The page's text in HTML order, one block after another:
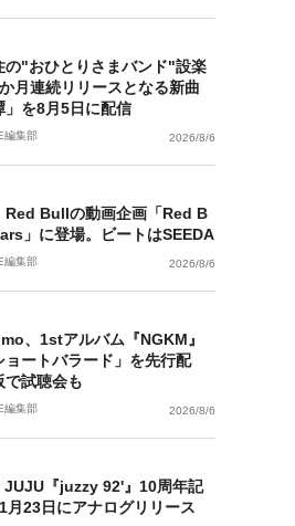
の"おひとりさまバンド"設楽
月連続リリースとなる新曲
」を8月5日に配信
編集部 2026/8/6
Red Bullの動画企画「Red B
」に登場。ビートはSEEDA
編集部 2026/8/6
、1stアルバム『NGKM』
ョートバラード」を先行配
で試聴会も
編集部 2026/8/6
JUJU『juzzy 92'』10周年記
月23日にアナログリリース